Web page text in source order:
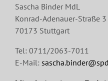
Sascha Binder MdL
Konrad-Adenauer-Straße 3
70173 Stuttgart
Tel: 0711/2063-7011
E-Mail: